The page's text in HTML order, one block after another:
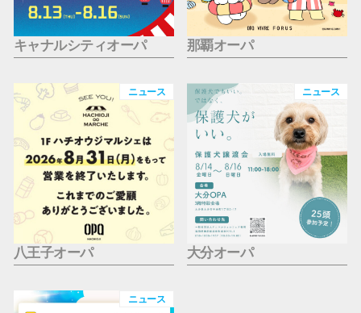
キャナルシティオーパ 那覇オーパ
ニュース
八王子オーパ
ニュース
大分オーパ
ニュース